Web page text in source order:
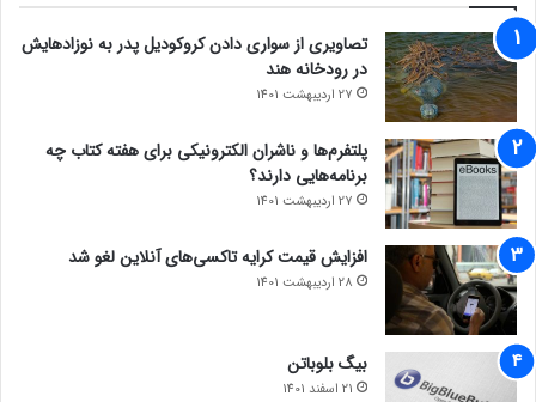
تصاویری از سواری دادن کروکودیل پدر به نوزادهایش
در رودخانه هند
27 اردیبهشت 1401
پلتفرم‌ها و ناشران الکترونیکی برای هفته کتاب چه
برنامه‌هایی دارند؟
27 اردیبهشت 1401
افزایش قیمت کرایه تاکسی‌های آنلاین لغو شد
28 اردیبهشت 1401
بیگ بلوباتن
21 اسفند 1401